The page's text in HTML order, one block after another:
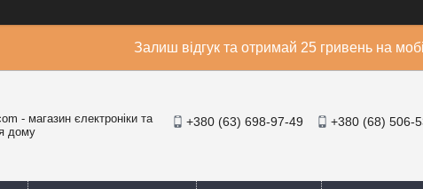
Залиш відгук та отримай 25 гривень на
- магазин єлектроніки та
дому
+380 (63) 698-97-49 +380 (68) 506-